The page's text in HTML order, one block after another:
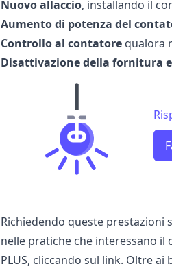
Nuovo allaccio, installando il
Aumento di potenza del
Controllo al contatorequalora
Disattivazione della fornitura
Richiedendo queste
nelle pratiche che interessano
PLUS, cliccando sul link. Oltre